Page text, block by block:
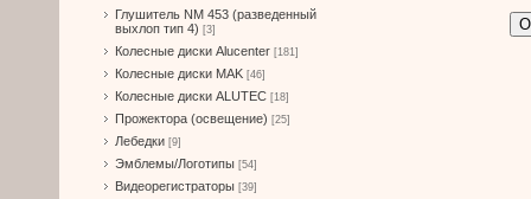
Глушитель NM 453 (разведенный
выхлоп тип 4) [3]
Колесные диски Alucenter [181]
Колесные диски MAK [46]
Колесные диски ALUTEC [18]
Прожектора (освещение) [25]
Лебедки [9]
Эмблемы/Логотипы [54]
Видеорегистраторы [39]